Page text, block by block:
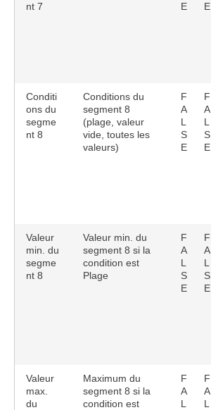
nt 7
E
E
Conditi
ons du
segme
nt 8
Conditions du
segment 8
(plage, valeur
vide, toutes les
valeurs)
F
A
L
S
E
F
A
L
S
E
Valeur
min. du
segme
nt 8
Valeur min. du
segment 8 si la
condition est
Plage
F
A
L
S
E
F
A
L
S
E
Valeur
max.
du
Maximum du
segment 8 si la
condition est
F
A
L
F
A
L